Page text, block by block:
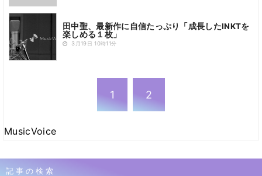
田中聖、最新作に自信たっぷり「成長したINKTを
楽しめる１枚」
3月19日 10時11分
1 2
MusicVoice
記事の検索